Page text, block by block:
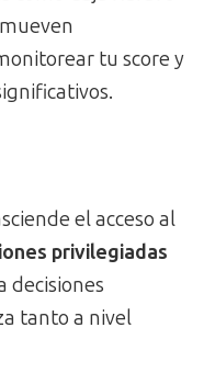
tu score y
el acceso al
privilegiadas
decisiones
tanto a nivel